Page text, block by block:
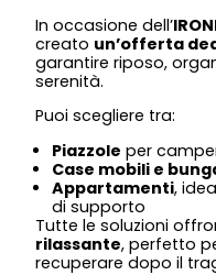
In occasione dell’
creato un’offerta
garantire riposo,
serenità.
Puoi scegliere tra:
Piazzole per
Case mobili e
Appartamenti,
di supporto
Tutte le soluzioni
rilassante, perfetto
recuperare dopo il